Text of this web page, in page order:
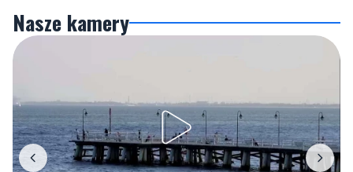
Nasze kamery